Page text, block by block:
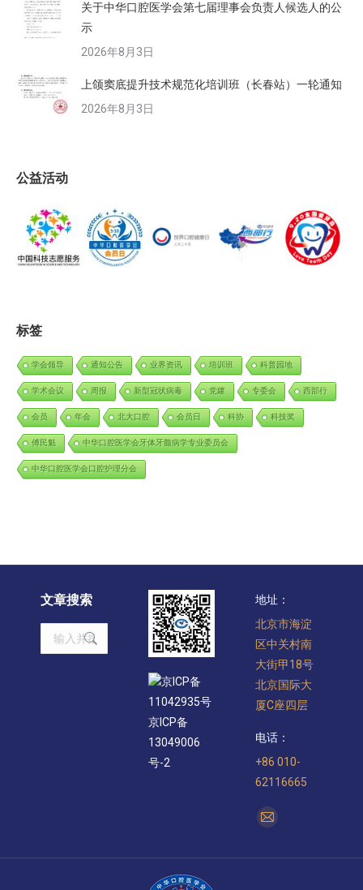
关于中华口腔医学会第七届理事会负责人候选人的公
示
2026年8月3日
上颌窦底提升技术规范化培训班（长春站）一轮通知
2026年8月3日
公益活动
标签
学会领导 通知公告 业界资讯 培训班 科普园地
学术会议 周报 新型冠状病毒 党建 专委会 西部行
会员 年会 北大口腔 会员日 科协 科技奖
傅民魁 中华口腔医学会牙体牙髓病学专业委员会
中华口腔医学会口腔护理分会
文章搜索
Search:
京ICP备
11042935号
京ICP备
13049006
号-2
地址：
北京市海淀
区中关村南
大街甲18号
北京国际大
厦C座四层
电话：
+86 010-
62116665
找到我们：
Mail